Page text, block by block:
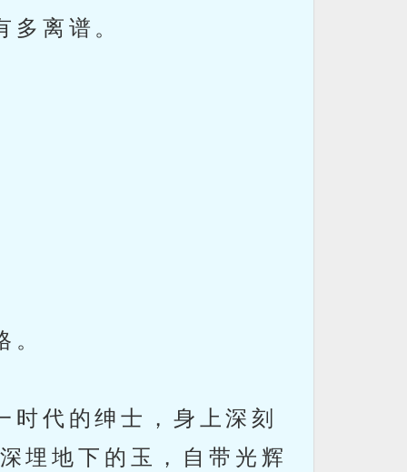
离谱。
代的绅士，身上深刻
埋地下的玉，自带光辉